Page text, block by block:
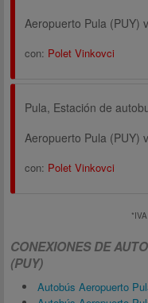
Aeropuerto Pula (PUY)
con: Polet Vinkovci
Pula, Estación de
Aeropuerto Pula (PUY)
con: Polet Vinkovci
CONEXIONES DE
(PUY)
Autobús Aeropuerto